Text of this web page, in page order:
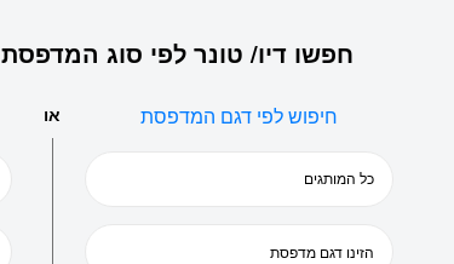
חפשו דיו/ טונר לפי סוג
חיפוש לפי דגם המדפסת או